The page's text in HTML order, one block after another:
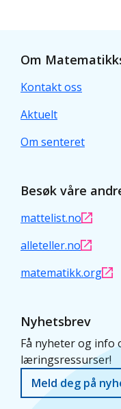
Om
Kontakt oss
Aktuelt
Om senteret
Besøk våre
mattelist.no
alleteller.no
matematikk.org
Nyhetsbrev
Få nyheter og info
læringsressurser!
Meld deg på